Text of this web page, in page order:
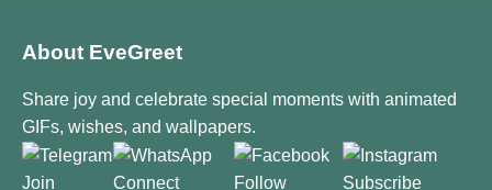
About EveGreet
Share joy and celebrate special moments with animated
GIFs, wishes, and wallpapers.
Join Connect Follow Subscribe